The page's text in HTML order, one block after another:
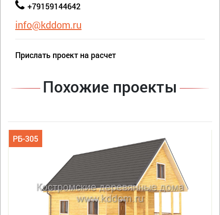
+79159144642
info@kddom.ru
Прислать проект на расчет
Похожие проекты
РБ-305